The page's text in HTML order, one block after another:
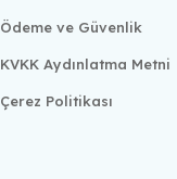
Ödeme ve Güvenlik
KVKK Aydınlatma Metni
Çerez Politikası